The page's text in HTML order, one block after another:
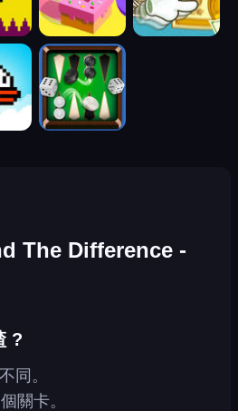
The Difference -
?
同。
關卡。